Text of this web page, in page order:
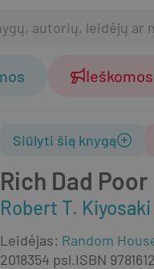
Ieškomos
Rich Dad Poor
Robert T. Kiyosaki
Siūlyti šią knygą
Leidėjas: Random
2018354 psl.ISBN